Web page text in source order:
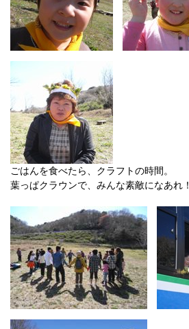
ごはんを食べたら、クラフトの時間。
葉っぱクラウンで、みんな素敵になあれ！